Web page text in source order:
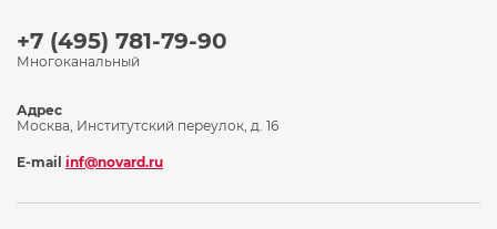
+7 (495) 781-79-90
Многоканальный
Адрес
Москва, Институтский переулок, д. 16
E-mail inf@novard.ru